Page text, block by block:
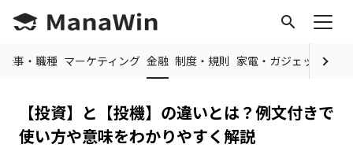
search
仕事・職種 マーケティング 金融 制度・規則 家電・ガジェット
【投資】と【投機】の違いとは？例文付きで
使い方や意味をわかりやすく解説